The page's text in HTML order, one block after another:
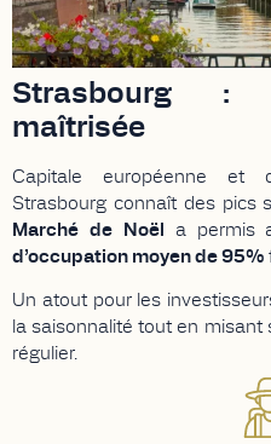
Strasbourg :
maîtrisée
Capitale européenne et
Strasbourg connaît des pics
Marché de Noël
a permis
d’occupation moyen de 95%
Un atout pour les
la saisonnalité tout en misant
régulier.